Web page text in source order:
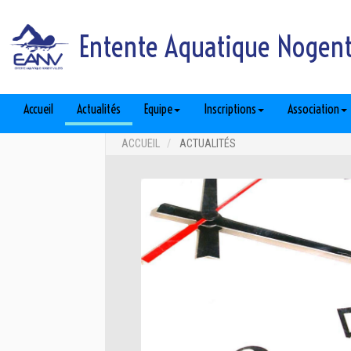
Entente Aquatique
Accueil Actualités Equipe Inscriptions Association
ACCUEIL ACTUALITÉS